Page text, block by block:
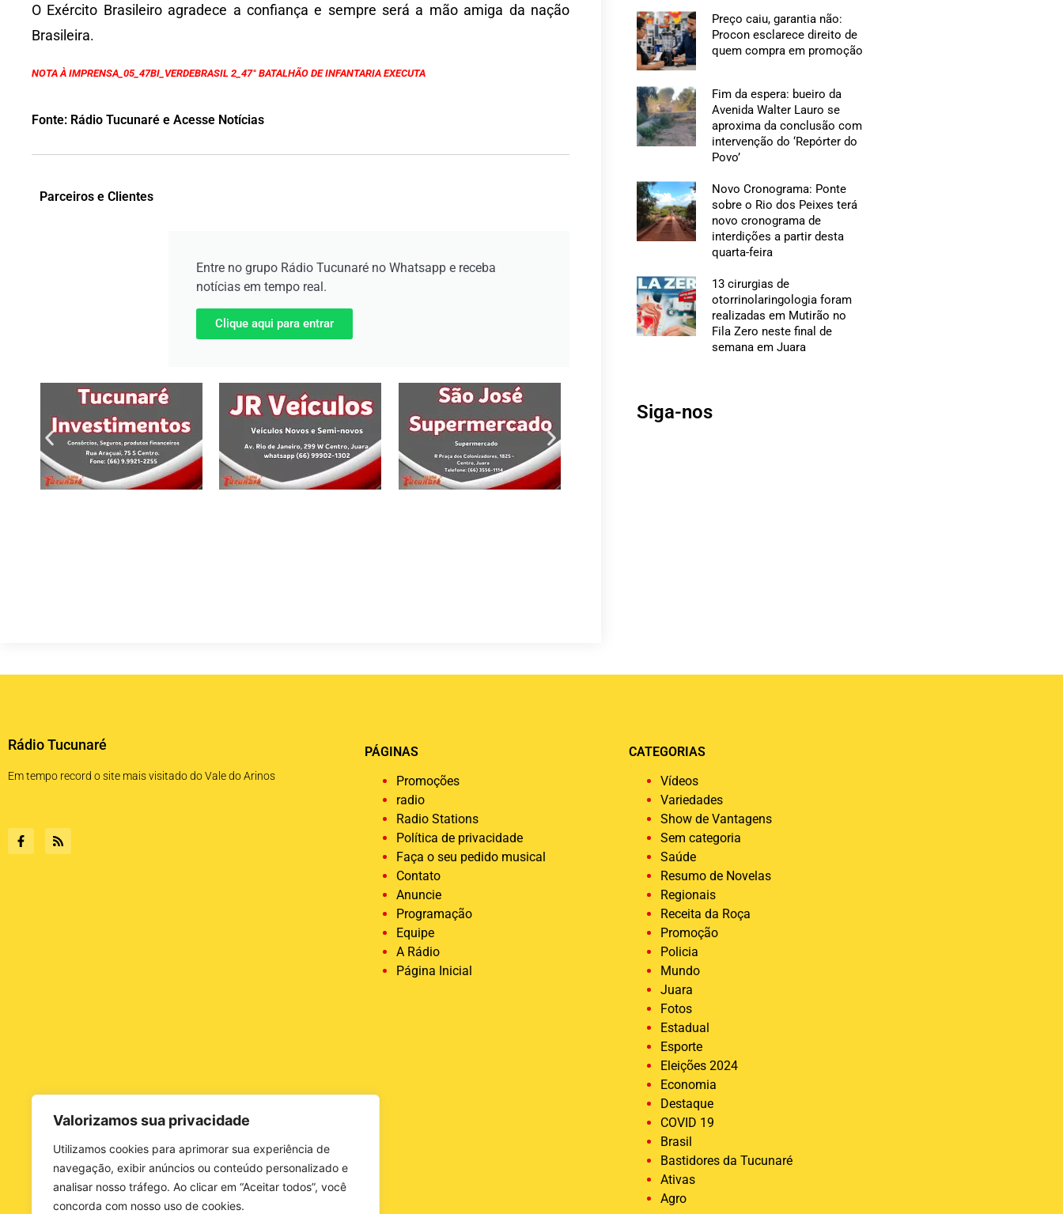
Valorizamos sua privacidade
Utilizamos cookies para aprimorar sua experiência de
navegação, exibir anúncios ou conteúdo personalizado e
analisar nosso tráfego. Ao clicar em “Aceitar todos”, você
concorda com nosso uso de cookies.
O Exército Brasileiro agradece a confiança e sempre será a mão amiga da nação
Brasileira.
NOTA À IMPRENSA_05_47BI_VERDEBRASIL 2_47° BATALHÃO DE INFANTARIA EXECUTA
Fonte: Rádio Tucunaré e Acesse Notícias
Parceiros e Clientes
Entre no grupo Rádio Tucunaré no Whatsapp e receba
notícias em tempo real.
Clique aqui para entrar
Preço caiu, garantia não:
Procon esclarece direito de
quem compra em promoção
Fim da espera: bueiro da
Avenida Walter Lauro se
aproxima da conclusão com
intervenção do ‘Repórter do
Povo’
Novo Cronograma: Ponte
sobre o Rio dos Peixes terá
novo cronograma de
interdições a partir desta
quarta-feira
13 cirurgias de
otorrinolaringologia foram
realizadas em Mutirão no
Fila Zero neste final de
semana em Juara
Siga-nos
Rádio Tucunaré
Em tempo record o site mais visitado do Vale do Arinos
PÁGINAS
Promoções
radio
Radio Stations
Política de privacidade
Faça o seu pedido musical
Contato
Anuncie
Programação
Equipe
A Rádio
Página Inicial
CATEGORIAS
Vídeos
Variedades
Show de Vantagens
Sem categoria
Saúde
Resumo de Novelas
Regionais
Receita da Roça
Promoção
Policia
Mundo
Juara
Fotos
Estadual
Esporte
Eleições 2024
Economia
Destaque
COVID 19
Brasil
Bastidores da Tucunaré
Ativas
Agro